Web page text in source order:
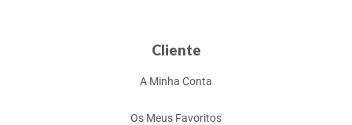
Cliente
A Minha Conta
Os Meus Favoritos